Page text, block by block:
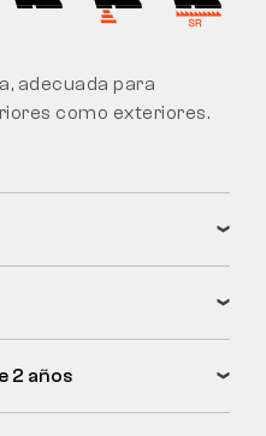
adecuada para
como exteriores.
2 años